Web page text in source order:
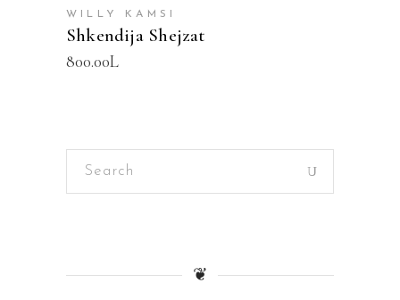
WILLY KAMSI
Shkendija Shejzat
800.00L
Search
❦